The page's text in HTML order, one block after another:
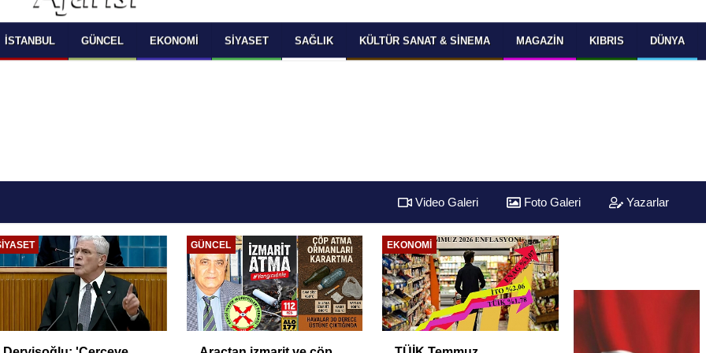
SELECT LANGUAGE YOU WOULD TO READ
OKUMAK İSTEDİĞİNİZ DİLİ SEÇİNİZ
Powered by
Translate
İSTANBUL GÜNCEL EKONOMI SIYASET SAĞLIK KÜLTÜR SANAT & SINEMA MAGAZIN KIBRIS DÜNYA
Video Galeri Foto Galeri Yazarlar
ÜSKÜDAR GÜNCEL